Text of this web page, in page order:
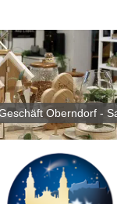
Oberndorf -